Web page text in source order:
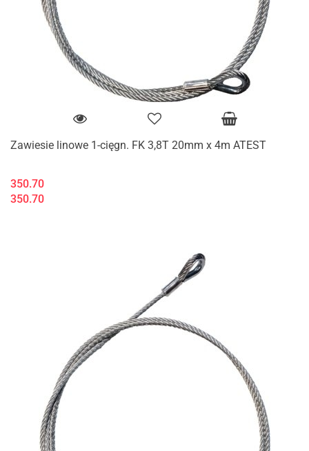
Zawiesie linowe 1-cięgn. FK 3,8T 20mm x 4m ATEST
350.70
350.70